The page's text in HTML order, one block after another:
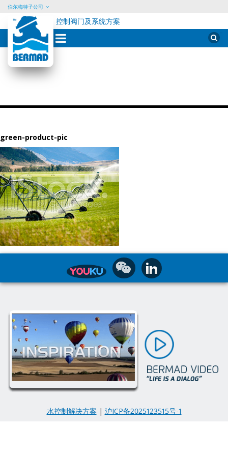
Skip
to
content
伯尔梅特子公司
控制阀门及系统方案
for:
green-product-pic
水控制解决方案 | 沪ICP备2025123515号-1